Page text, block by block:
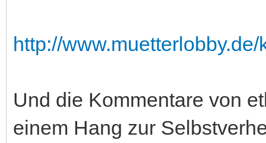
http://
Und die Kommentare von
einem Hang zur